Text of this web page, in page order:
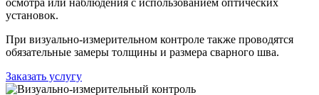
осмотра или наблюдения с использованием оптических
установок.
При визуально-измерительном контроле также проводятся
обязательные замеры толщины и размера сварного шва.
Заказать услугу